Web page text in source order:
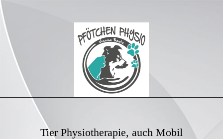
Tier Physiotherapie, auch Mobil